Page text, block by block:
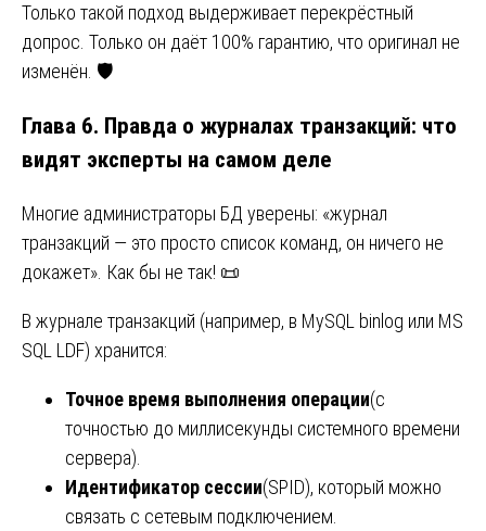
Только такой подход выдерживает перекрёстный
допрос. Только он даёт 100% гарантию, что оригинал не
изменён. 🛡️
Глава 6. Правда о журналах транзакций: что
видят эксперты на самом деле
Многие администраторы БД уверены: «журнал
транзакций — это просто список команд, он ничего не
докажет». Как бы не так! 📜
В журнале транзакций (например, в MySQL binlog или MS
SQL LDF) хранится:
Точное время выполнения операции(с
точностью до миллисекунды системного времени
сервера).
Идентификатор сессии(SPID), который можно
связать с сетевым подключением.